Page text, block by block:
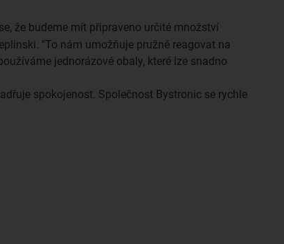
že budeme mít připraveno určité množství
"To nám umožňuje pružně reagovat na
jednorázové obaly, které lze snadno
spokojenost. Společnost Bystronic se rychle